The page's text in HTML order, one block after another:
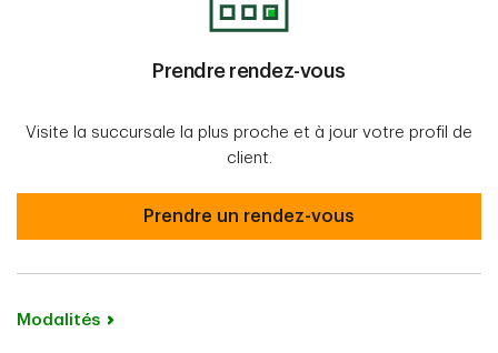
Prendre rendez-vous
Visite la succursale la plus proche et à jour votre profil de
client.
Prendre rendez-vous
Prendre un rendez-vous
Modalités